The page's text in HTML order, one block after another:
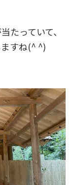
たっていて、
すね(^ ^)